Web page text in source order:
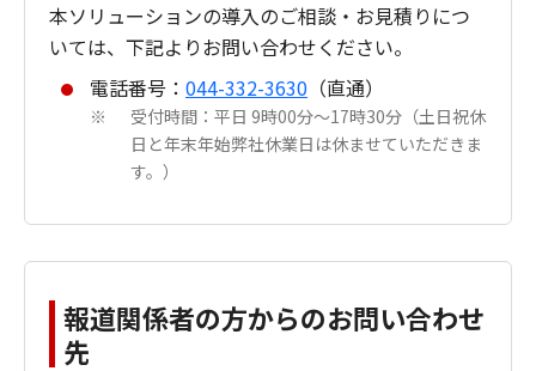
本ソリューションの導入のご相談・お見積りにつ
いては、下記よりお問い合わせください。
電話番号： 044-332-3630 （直通）
※
受付時間：平日 9時00分～17時30分（土日祝休
日と年末年始弊社休業日は休ませていただきま
す。）
報道関係者の方からのお問い合わせ
先